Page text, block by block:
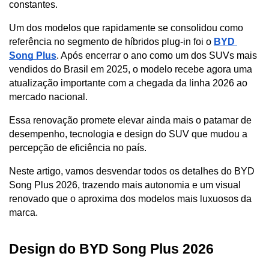
constantes.
Um dos modelos que rapidamente se consolidou como
referência no segmento de híbridos plug-in foi o BYD
Song Plus. Após encerrar o ano como um dos SUVs mais
vendidos do Brasil em 2025, o modelo recebe agora uma
atualização importante com a chegada da linha 2026 ao
mercado nacional.
Essa renovação promete elevar ainda mais o patamar de
desempenho, tecnologia e design do SUV que mudou a
percepção de eficiência no país.
Neste artigo, vamos desvendar todos os detalhes do BYD
Song Plus 2026, trazendo mais autonomia e um visual
renovado que o aproxima dos modelos mais luxuosos da
marca.
Design do BYD Song Plus 2026